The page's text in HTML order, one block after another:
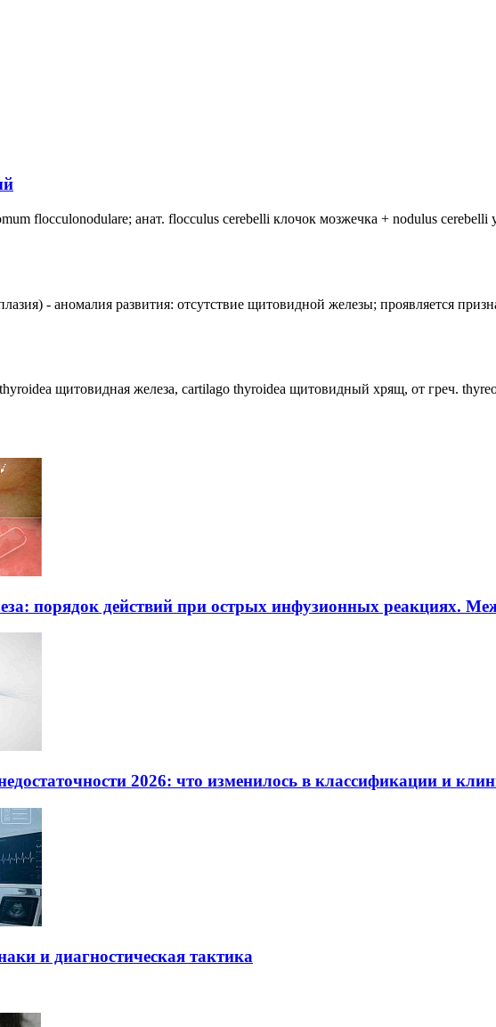
flocculonodulare; анат. flocculus cerebelli клочок мозжечка + nodulus cerebelli
- аномалия развития: отсутствие щитовидной железы; проявляется
щитовидная железа, cartilago thyroidea щитовидный хрящ, от греч.
порядок действий при острых инфузионных реакциях.
2026: что изменилось в классификации и
и диагностическая тактика